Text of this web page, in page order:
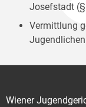
Josefstadt (§
Vermittlung
Wiener